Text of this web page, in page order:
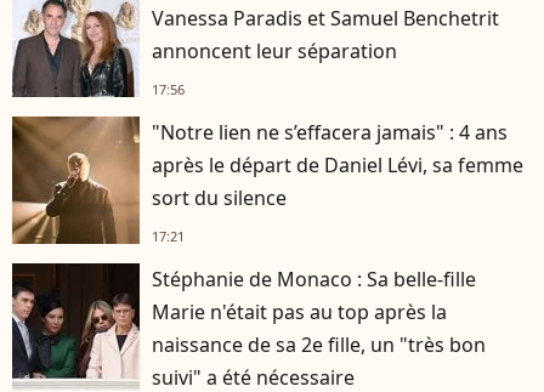
Vanessa Paradis et Samuel Benchetrit
annoncent leur séparation
17:56
"Notre lien ne s’effacera jamais" : 4 ans
après le départ de Daniel Lévi, sa femme
sort du silence
17:21
Stéphanie de Monaco : Sa belle-fille
Marie n'était pas au top après la
naissance de sa 2e fille, un "très bon
suivi" a été nécessaire